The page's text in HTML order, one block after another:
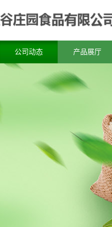
公司动态 产品展厅